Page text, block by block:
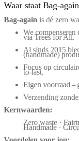
Waar staat Bag-
Bag‑again is dé zero
We compenseren
via Trees for All.
Al sinds 2015
(handmade)
Focus op
to-last.
Eigen voorraad –
Verzending
Kernwaarden:
Zero waste ·
Handmade ·